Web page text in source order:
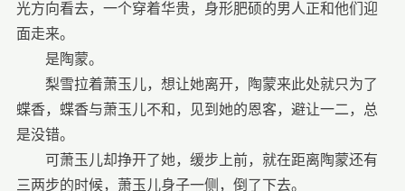
光方向看去，一个穿着华贵，身形肥硕的男人正和他们迎
面走来。
是陶蒙。
梨雪拉着萧玉儿，想让她离开，陶蒙来此处就只为了
蝶香，蝶香与萧玉儿不和，见到她的恩客，避让一二，总
是没错。
可萧玉儿却挣开了她，缓步上前，就在距离陶蒙还有
三两步的时候，萧玉儿身子一侧，倒了下去。